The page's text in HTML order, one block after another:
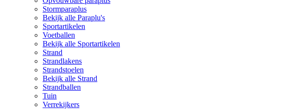
Stormparaplus
Bekijk alle Paraplu's
Sportartikelen
Voetballen
Bekijk alle Sportartikelen
Strand
Strandlakens
Strandstoelen
Bekijk alle Strand
Strandballen
Tuin
Verrekijkers